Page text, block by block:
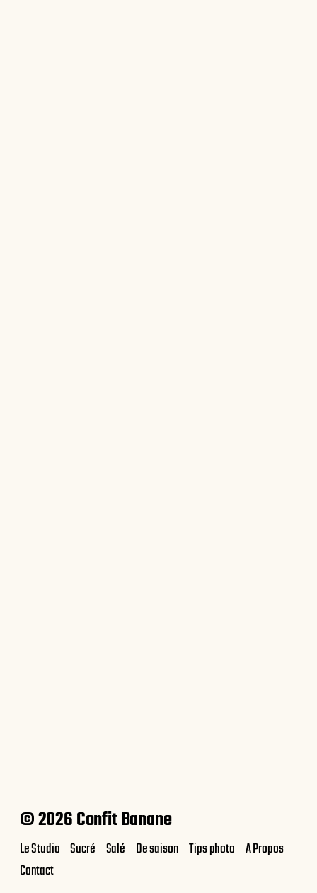
© 2026 Confit Banane
Le Studio Sucré Salé De saison Tips photo A Propos
Contact